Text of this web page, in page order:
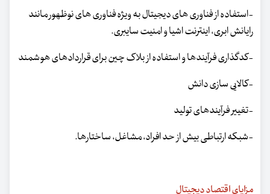
-استفاده از فناوری های دیجیتال به ویژه فناوری های نوظهور مانند
رایانش ابری، اینترنت اشیا و امنیت سایبری.
-کدگذاری فرآیندها و استفاده از بلاک چین برای قراردادهای هوشمند
-کالایی سازی دانش
-تغییر فرآیندهای تولید
-شبکه ارتباطی بیش از حد افراد، مشاغل، ساختارها.
مزایای اقتصاد دیجیتال